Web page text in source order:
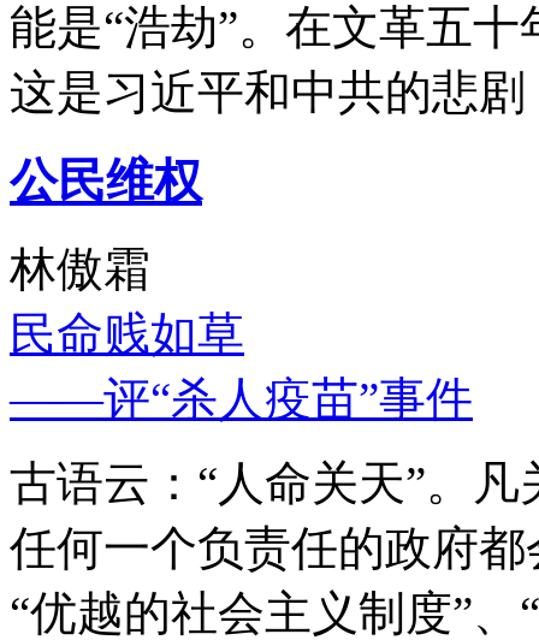
能是“浩劫”。在文革五
这是习近平和中共的悲
公民维权
林傲霜
民命贱如草
——评“杀人疫苗”事件
古语云：“人命关天”。
任何一个负责任的政府
“优越的社会主义制度”